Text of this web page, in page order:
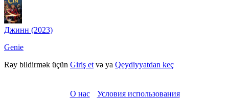
Джинн (2023)
Genie
Rəy bildirmək üçün Giriş et və ya Qeydiyyatdan keç
О нас
Условия использования